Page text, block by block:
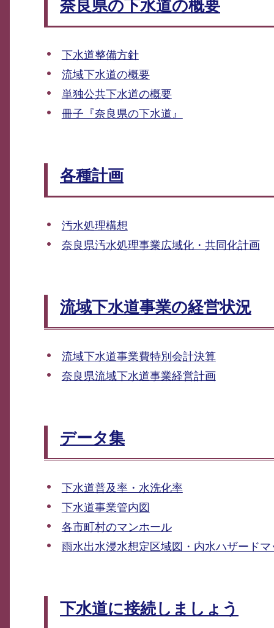
奈良県の下水道の概要
下水道整備方針
流域下水道の概要
単独公共下水道の概要
冊子『奈良県の下水道』
各種計画
汚水処理構想
奈良県汚水処理事業広域化・共同化計画
流域下水道事業の経営状況
流域下水道事業費特別会計決算
奈良県流域下水道事業経営計画
データ集
下水道普及率・水洗化率
下水道事業管内図
各市町村のマンホール
雨水出水浸水想定区域図・内水ハザード
下水道に接続しましょう